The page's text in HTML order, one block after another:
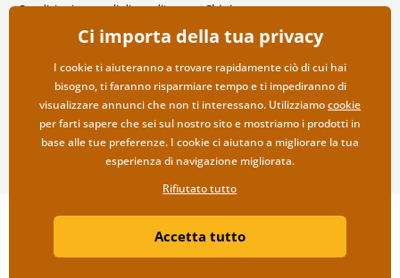
Condizioni generali di vendita e
Politica sulla privacy
Opzioni di spedizione e
pagamento
Reso della merce
Chi siamo
FAQ
Contatti
Collaborazione all’ingrosso
Copyright ©2019 © Dovido.it.
Litvanyi.sk| Negozio online creato da
Ci importa della tua privacy
I cookie ti aiuteranno a trovare rapidamente ciò di cui hai
bisogno, ti faranno risparmiare tempo e ti impediranno di
visualizzare annunci che non ti interessano. Utilizziamocookie
per farti sapere che sei sul nostro sito e mostriamo i prodotti in
base alle tue preferenze. I cookie ci aiutano a migliorare la tua
esperienza di navigazione migliorata.
Rifiutato tutto
Accetta tutto